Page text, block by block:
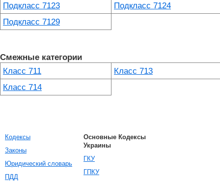
Подкласс 7123
Подкласс 7124
Подкласс 7129
Смежные категории
Класс 711
Класс 713
Класс 714
Кодексы
Законы
Юридический словарь
ПДД
Основные Кодексы
Украины
ГКУ
ГПКУ